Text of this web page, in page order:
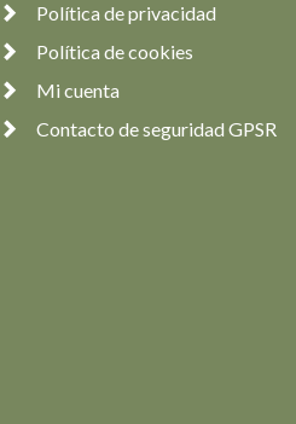
Política de privacidad
Política de cookies
Mi cuenta
Contacto de seguridad GPSR